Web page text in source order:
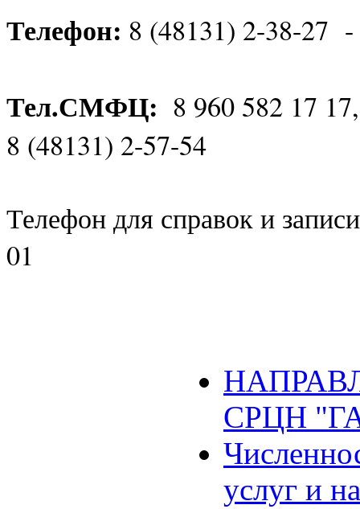
Телефон: 8 (48131) 2-38-27 -
Тел.СМФЦ: 8 960 582 17
8 (48131) 2-57-54
Телефон для справок и
01
СРЦН
услуг и